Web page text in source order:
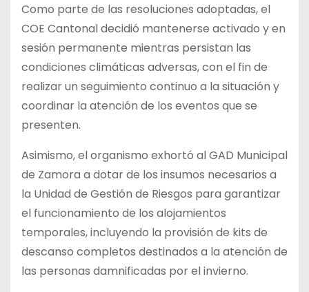
Como parte de las resoluciones adoptadas, el
COE Cantonal decidió mantenerse activado y en
sesión permanente mientras persistan las
condiciones climáticas adversas, con el fin de
realizar un seguimiento continuo a la situación y
coordinar la atención de los eventos que se
presenten.
Asimismo, el organismo exhortó al GAD Municipal
de Zamora a dotar de los insumos necesarios a
la Unidad de Gestión de Riesgos para garantizar
el funcionamiento de los alojamientos
temporales, incluyendo la provisión de kits de
descanso completos destinados a la atención de
las personas damnificadas por el invierno.